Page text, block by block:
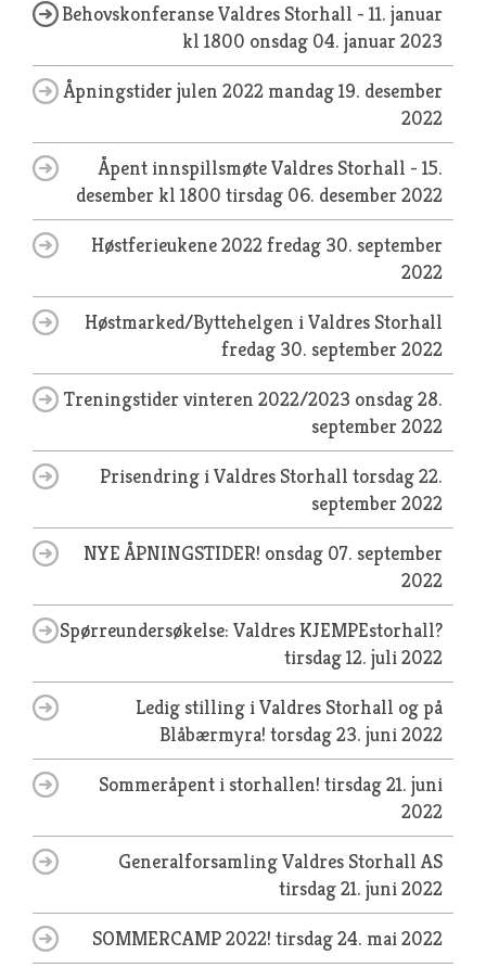
Behovskonferanse Valdres Storhall - 11. januar
kl 1800 onsdag 04. januar 2023
Åpningstider julen 2022 mandag 19. desember
2022
Åpent innspillsmøte Valdres Storhall - 15.
desember kl 1800 tirsdag 06. desember 2022
Høstferieukene 2022fredag 30. september
2022
Høstmarked/Byttehelgen i Valdres Storhall
fredag 30. september 2022
Treningstider vinteren 2022/2023 onsdag 28.
september 2022
Prisendring i Valdres Storhall torsdag 22.
september 2022
NYE ÅPNINGSTIDER! onsdag 07. september
2022
Spørreundersøkelse: Valdres KJEMPEstorhall?
tirsdag 12. juli 2022
Ledig stilling i Valdres Storhall og på
Blåbærmyra! torsdag 23. juni 2022
Sommeråpent i storhallen! tirsdag 21. juni
2022
Generalforsamling Valdres Storhall AS
tirsdag 21. juni 2022
SOMMERCAMP 2022! tirsdag 24. mai 2022